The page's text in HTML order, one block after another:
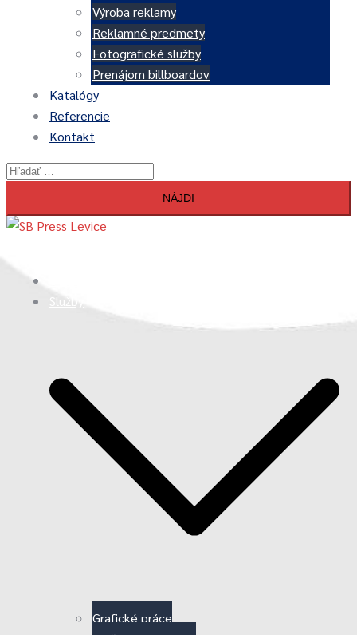
Výroba reklamy
Reklamné predmety
Fotografické služby
Prenájom billboardov
Katalógy
Referencie
Kontakt
Hľadať:
menu
Služby
Grafické práce